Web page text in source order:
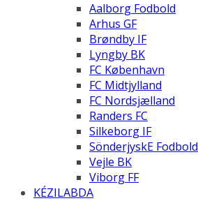
Aalborg Fodbold
Arhus GF
Brøndby IF
Lyngby BK
FC København
FC Midtjylland
FC Nordsjælland
Randers FC
Silkeborg IF
SönderjyskE Fodbold
Vejle BK
Viborg FF
KÉZILABDA